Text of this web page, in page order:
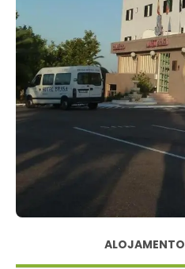
ALOJAMENTO